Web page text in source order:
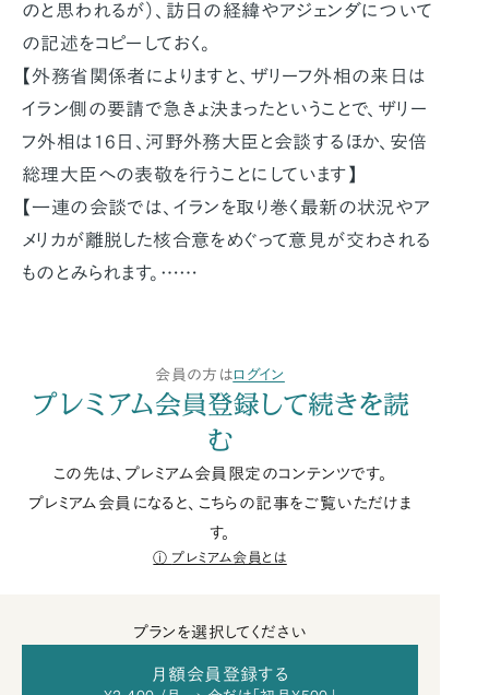
のと思われるが）、訪日の経緯やアジェンダについて
の記述をコピーしておく。
【外務省関係者によりますと、ザリーフ外相の来日は
イラン側の要請で急きょ決まったということで、ザリー
フ外相は16日、河野外務大臣と会談するほか、安倍
総理大臣への表敬を行うことにしています】
【一連の会談では、イランを取り巻く最新の状況やア
メリカが離脱した核合意をめぐって意見が交わされる
ものとみられます。……
会員の方はログイン
プレミアム会員登録して続きを読
む
この先は、プレミアム会員限定のコンテンツです。
プレミアム会員になると、こちらの記事をご覧いただけま
す。
プレミアム会員とは
プランを選択してください
月額会員登録する